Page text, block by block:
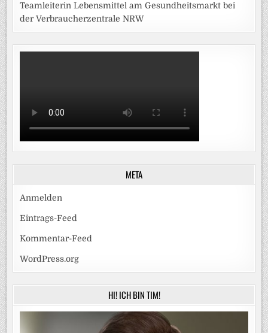
Teamleiterin Lebensmittel am Gesundheitsmarkt bei
der Verbraucherzentrale NRW
META
Anmelden
Eintrags-Feed
Kommentar-Feed
WordPress.org
HI! ICH BIN TIM!